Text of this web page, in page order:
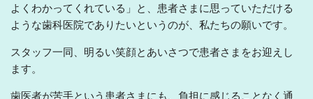
よくわかってくれている」と、患者さまに思っていただける
ような歯科医院でありたいというのが、私たちの願いです。
スタッフ一同、明るい笑顔とあいさつで患者さまをお迎えし
ます。
歯医者が苦手という患者さまにも、負担に感じることなく通